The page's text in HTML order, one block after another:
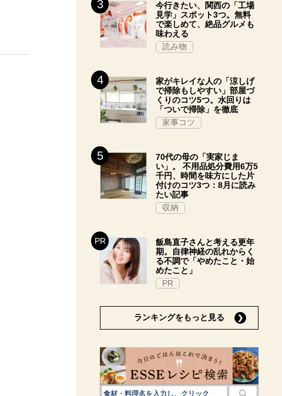
今行きたい、関西の「工場
見学」スポット3つ。無料
で楽しめて、絶品グルメも
味わえる
読み物
家がキレイな人の「涼しげ
で掃除もしやすい」部屋づ
くりのコツ5つ。水回りは
「ついで掃除」を徹底
家事コツ
70代の母の「実家じま
い」。 不用品処分費用6万5
千円、時間を味方にした片
付けのコツ3つ：8月に読み
たい記事
収納
飯島直子さんと考える更年
期。自律神経の乱れからく
る不調で「やめたこと・始
めたこと」
PR
ランキングをもっと見る